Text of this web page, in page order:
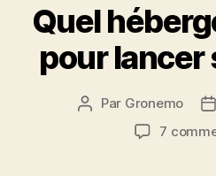
Quel
pour lancer
Auteur
Par Gronemo
7